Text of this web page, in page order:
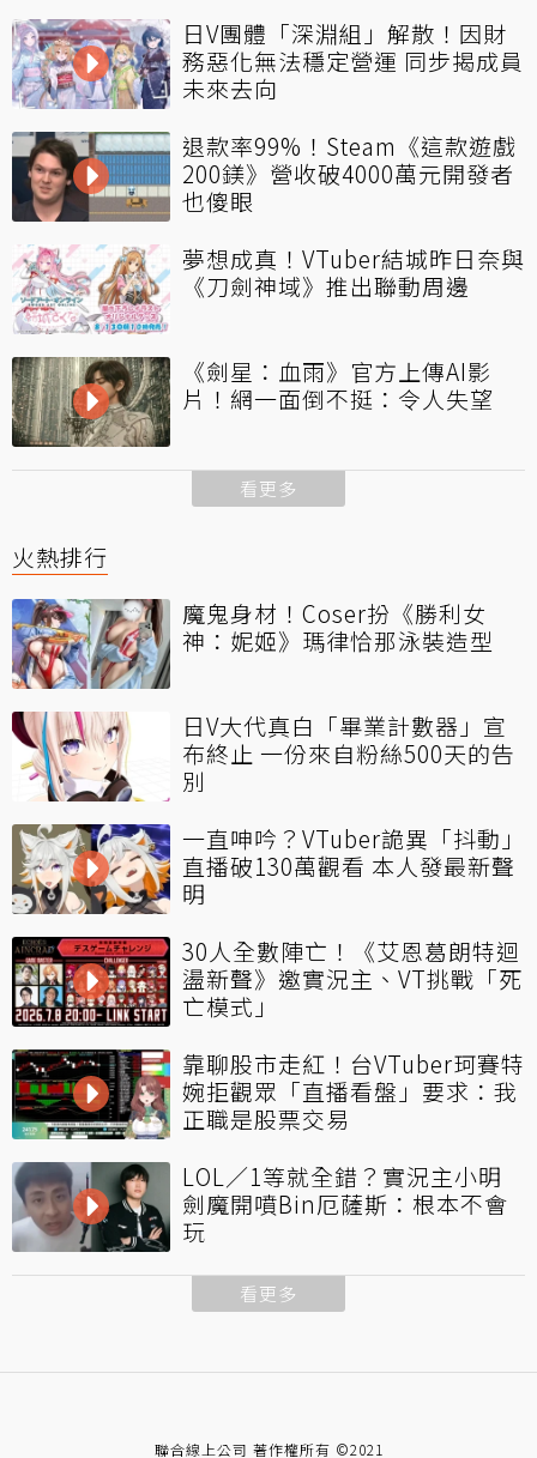
日V團體「深淵組」解散！因財
務惡化無法穩定營運 同步揭成員
未來去向
退款率99%！Steam《這款遊戲
200鎂》營收破4000萬元開發者
也傻眼
夢想成真！VTuber結城昨日奈與
《刀劍神域》推出聯動周邊
《劍星：血雨》官方上傳AI影
片！網一面倒不挺：令人失望
看更多
火熱排行
魔鬼身材！Coser扮《勝利女
神：妮姬》瑪律恰那泳裝造型
日V大代真白「畢業計數器」宣
布終止 一份來自粉絲500天的告
別
一直呻吟？VTuber詭異「抖動」
直播破130萬觀看 本人發最新聲
明
30人全數陣亡！《艾恩葛朗特迴
盪新聲》邀實況主、VT挑戰「死
亡模式」
靠聊股市走紅！台VTuber珂賽特
婉拒觀眾「直播看盤」要求：我
正職是股票交易
LOL／1等就全錯？實況主小明
劍魔開噴Bin厄薩斯：根本不會
玩
看更多
聯合線上公司 著作權所有 ©2021